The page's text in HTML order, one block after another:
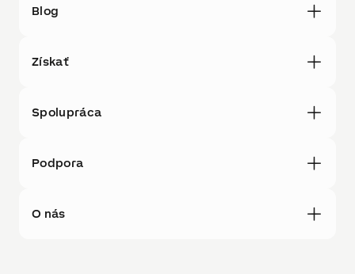
Blog
Získať
Spolupráca
Podpora
O nás